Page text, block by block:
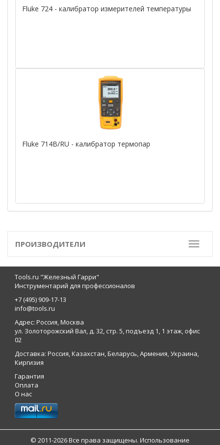
Fluke 724 - калибратор измерителей температуры
Fluke 714B/RU - калибратор термопар
Toggle
ПРОИЗВОДИТЕЛИ
Tools.ru "Железный Гарри"
Инструментарий для профессионалов
+7 (495) 909-17-13
info@tools.ru
Адрес: Россия, Москва
ул. Золоторожский Вал, д. 32, стр. 5, подъезд 1, 1 этаж, офис
02
Доставка: Россия, Казахстан, Беларусь, Армения, Украина,
Киргизия
Гарантия
Оплата
О нас
© 2011-2026 Все права защищены. Использование